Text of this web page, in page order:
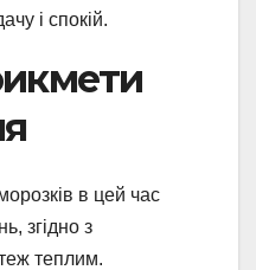
і спокій.
в цей час
згідно з
теплим.